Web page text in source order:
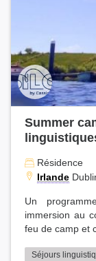
Summer
Résidence
Irlande
Un
immersion au
feu de camp et
Séjours